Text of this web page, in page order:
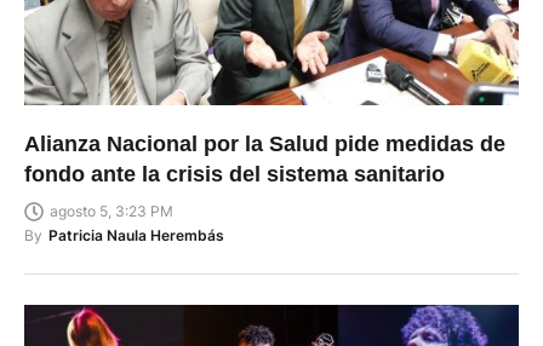
Alianza Nacional por la Salud pide medidas de
fondo ante la crisis del sistema sanitario
agosto 5, 3:23 PM
By Patricia Naula Herembás